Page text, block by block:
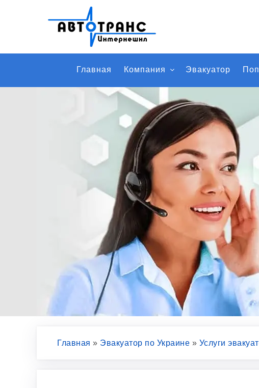
Главная Компания Эвакуатор
Главная » Эвакуатор по Украине » Услуги